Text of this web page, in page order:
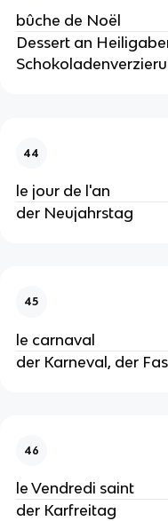
bûche de Noël
Dessert an
44
le jour de l'an
der Neujahrstag
45
le carnaval
der Karneval, der
46
le Vendredi saint
der Karfreitag